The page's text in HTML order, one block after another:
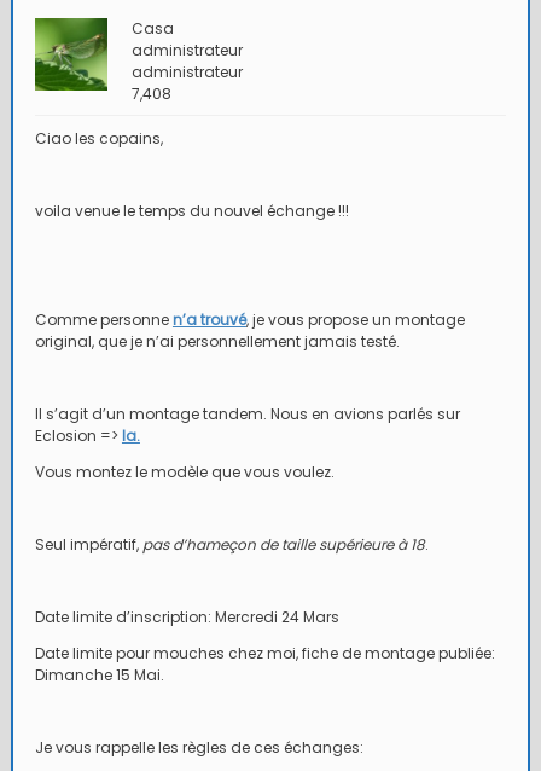
Casa
administrateur
administrateur
7,408
Ciao les copains,
voila venue le temps du nouvel échange !!!
Comme personnen’a trouvé, je vous propose un montage
original, que je n’ai personnellement jamais testé.
Il s’agit d’un montage tandem. Nous en avions parlés sur
Eclosion => la.
Vous montez le modèle que vous voulez.
Seul impératif, pas d’hameçon de taille supérieure à 18.
Date limite d’inscription: Mercredi 24 Mars
Date limite pour mouches chez moi, fiche de montage publiée:
Dimanche 15 Mai.
Je vous rappelle les règles de ces échanges: